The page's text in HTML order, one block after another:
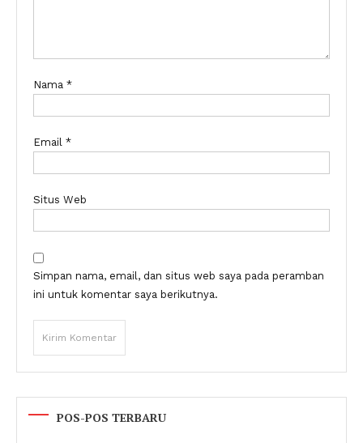
Nama *
Email *
Situs Web
Simpan nama, email, dan situs web saya pada peramban
ini untuk komentar saya berikutnya.
POS-POS TERBARU